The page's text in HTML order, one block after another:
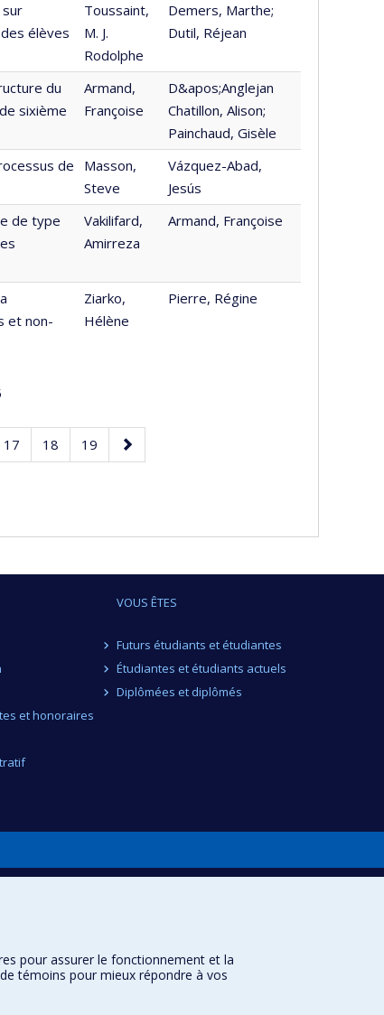
élèves
Toussaint,
M. J.
Rodolphe
Demers, Marthe;
Dutil, Réjean
du
sixième
Armand,
Françoise
D&apos;Anglejan
Chatillon, Alison;
Painchaud, Gisèle
de
Masson,
Steve
Vázquez-Abad,
Jesús
de type
Vakilifard,
Amirreza
Armand, Françoise
et non-
Ziarko,
Hélène
Pierre, Régine
Page
17 Page
18 Page
19
Page
suivante
et honoraires
VOUS ÊTES
Futurs étudiants et étudiantes
Étudiantes et étudiants actuels
Diplômées et diplômés
pour assurer le fonctionnement et la
témoins pour mieux répondre à vos